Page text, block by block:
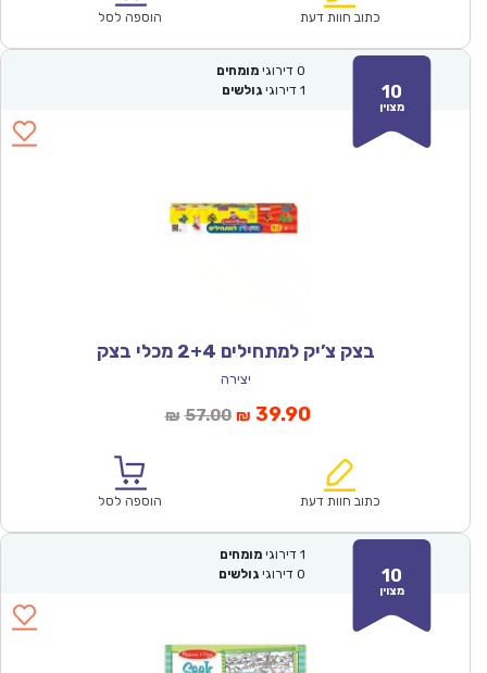
₪57.00.
כתוב חוות דעת הוספה לסל
10
מצוין
0 דירוגי מומחים
1 דירוגי גולשים
בצק צ’יק למתחילים 2+4 מכלי בצק
יצירה
₪ 57.00המחיר
₪57.00.
₪ 39.90המחיר
הוא:
כתוב חוות דעת הוספה לסל
10
מצוין
1 דירוגי מומחים
0 דירוגי גולשים